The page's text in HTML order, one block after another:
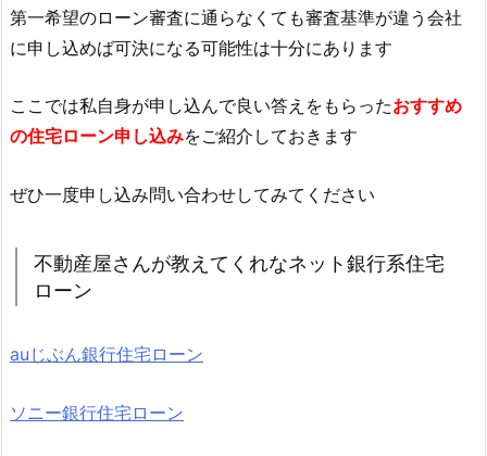
第一希望のローン審査に通らなくても審査基準が違う会社
に申し込めば可決になる可能性は十分にあります
ここでは私自身が申し込んで良い答えをもらったおすすめ
の住宅ローン申し込みをご紹介しておきます
ぜひ一度申し込み問い合わせしてみてください
不動産屋さんが教えてくれなネット銀行系住宅
ローン
auじぶん銀行住宅ローン
ソニー銀行住宅ローン